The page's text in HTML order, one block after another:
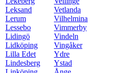
Leksand
Lerum
Lessebo
Lidingö
Lidköping
Lilla Edet
Lindesberg
Vetlanda
Vilhelmina
Vimmerby
Vindeln
Vingåker
Ydre
Ystad